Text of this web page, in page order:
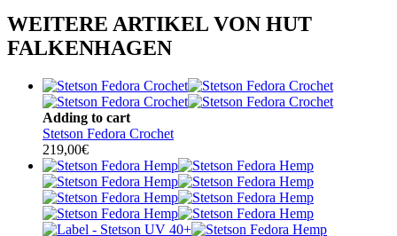
WEITERE ARTIKEL VON HUT
FALKENHAGEN
Adding to cart
Stetson Fedora Crochet
219,00€